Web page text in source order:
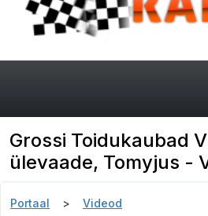
Grossi Toidukaubad
ülevaade, Tomyjus -
Portaal Videod